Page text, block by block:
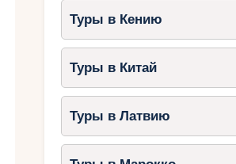
Туры в Кению
Туры в Китай
Туры в Латвию